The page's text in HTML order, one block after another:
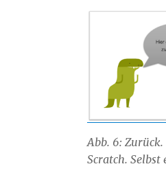
Abb. 6: Zurück.
Scratch.